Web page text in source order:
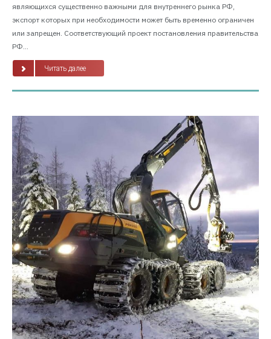
являющихся существенно важными для внутреннего рынка РФ,
экспорт которых при необходимости может быть временно ограничен
или запрещен. Соответствующий проект постановления правительства
РФ...
Читать далее